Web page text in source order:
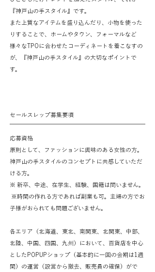
『神戸山の手スタイル』です。
また上質なアイテムを盛り込んだり、小物を使った
りすることで、ホームやタウン、フォーマルなど
様々なTPOに合わせたコーディネートを着こなすの
が、『神戸山の手スタイル』の大切なポイントで
す。
セールスレップ募集要項
応募資格
原則として、ファッションに興味のある女性の方。
神戸山の手スタイルのコンセプトに共感していただ
ける方。
※ 新卒、中途、在学生、経験、国籍は問いません。
※時間の作れる方であれば副業も可。主婦の方でお
子様がおられても問題ございません。
各エリア（北海道、東北、南関東、北関東、中部、
北陸、中国、四国、九州）において、百貨店を中心
としたPOPUPショップ（基本的に一回の会期は1週
間）の運営（設営から撤去、販売員の確保）がで